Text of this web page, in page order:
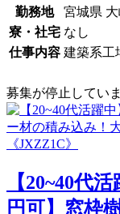
勤務地
宮城県
寮・社宅 なし
仕事内容 建築系工
募集が停止してい
【20~40代
円可】窓枠